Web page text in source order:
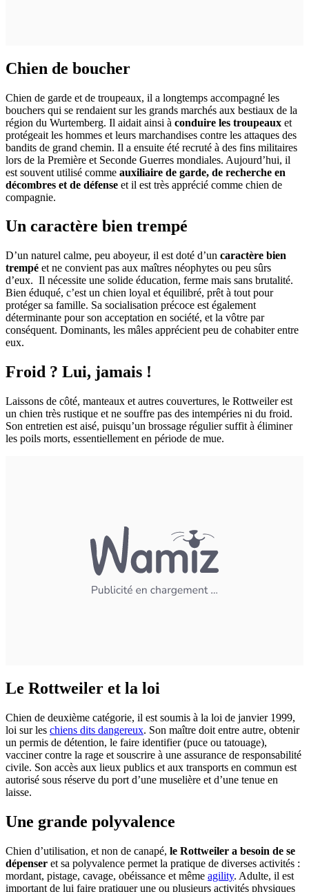
Chien de boucher
Chien de garde et de troupeaux, il a longtemps accompagné les
bouchers qui se rendaient sur les grands marchés aux bestiaux de la
région du Wurtemberg. Il aidait ainsi à conduire les troupeaux et
protégeait les hommes et leurs marchandises contre les attaques des
bandits de grand chemin. Il a ensuite été recruté à des fins militaires
lors de la Première et Seconde Guerres mondiales. Aujourd’hui, il
est souvent utilisé comme auxiliaire de garde, de recherche en
décombres et de défense et il est très apprécié comme chien de
compagnie.
Un caractère bien trempé
D’un naturel calme, peu aboyeur, il est doté d’un caractère bien
trempé et ne convient pas aux maîtres néophytes ou peu sûrs
d’eux. Il nécessite une solide éducation, ferme mais sans brutalité.
Bien éduqué, c’est un chien loyal et équilibré, prêt à tout pour
protéger sa famille. Sa socialisation précoce est également
déterminante pour son acceptation en société, et la vôtre par
conséquent. Dominants, les mâles apprécient peu de cohabiter entre
eux.
Froid ? Lui, jamais !
Laissons de côté, manteaux et autres couvertures, le Rottweiler est
un chien très rustique et ne souffre pas des intempéries ni du froid.
Son entretien est aisé, puisqu’un brossage régulier suffit à éliminer
les poils morts, essentiellement en période de mue.
Le Rottweiler et la loi
Chien de deuxième catégorie, il est soumis à la loi de janvier 1999,
loi sur les chiens dits dangereux. Son maître doit entre autre, obtenir
un permis de détention, le faire identifier (puce ou tatouage),
vacciner contre la rage et souscrire à une assurance de responsabilité
civile. Son accès aux lieux publics et aux transports en commun est
autorisé sous réserve du port d’une muselière et d’une tenue en
laisse.
Une grande polyvalence
Chien d’utilisation, et non de canapé, le Rottweiler a besoin de se
dépenser et sa polyvalence permet la pratique de diverses activités :
mordant, pistage, cavage, obéissance et même agility. Adulte, il est
important de lui faire pratiquer une ou plusieurs activités physiques